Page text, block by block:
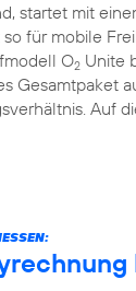
startet mit
für mobile
O2 Unite
Gesamtpaket
Auf